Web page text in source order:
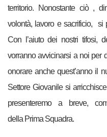
territorio. Nonostante ciò ,
volontà, lavoro e sacrificio, si
Con l’aiuto dei nostri tifosi,
vorranno avvicinarsi a noi per
onorare anche quest’anno il
Settore Giovanile si
presenteremo a breve,
della Prima Squadra.